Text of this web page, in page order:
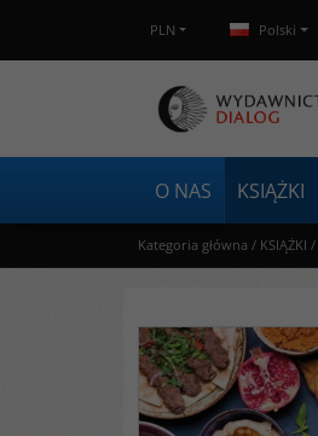
PLN Polski
O NAS KSIĄŻKI
Kategoria główna / KSIĄŻKI /